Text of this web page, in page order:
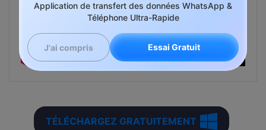
Application de transfert des données WhatsApp &
Téléphone Ultra-Rapide
J'ai compris Essai Gratuit
TÉLÉCHARGEZ GRATUITEMENT